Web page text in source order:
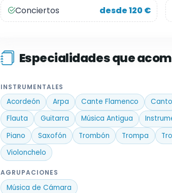
Conciertos desde 120 €
Especialidades que
INSTRUMENTALES
Acordeón Arpa Cante Flamenco Canto
Flauta
Guitarra Música Antigua
Piano
Saxofón Trombón Trompa
Violonchelo
AGRUPACIONES
Música de Cámara